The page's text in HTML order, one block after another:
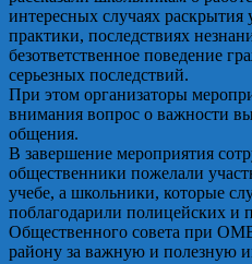
интересных случаях раскрытия
практики, последствиях
безответственное поведение
серьезных последствий.
При этом организаторы
внимания вопрос о важности
общения.
В завершение мероприятия
общественники пожелали
учебе, а школьники, которые
поблагодарили полицейских и
Общественного совета при
району за важную и полезную